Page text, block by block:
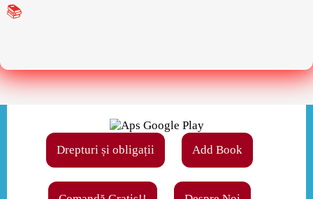
📚
Drepturi și obligații Add Book